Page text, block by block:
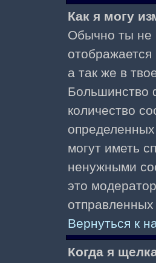
Как я могу
Обычно ты не
а так же в
Большинство
количество
могут иметь
ненужными
это
Вернуться к
Когда я